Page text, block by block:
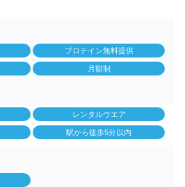
プロテイン無料提供
月額制
レンタルウエア
駅から徒歩5分以内